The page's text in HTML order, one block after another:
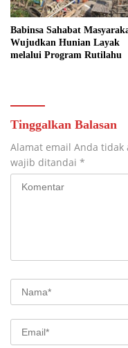
Babinsa Sahabat
Wujudkan Hunian Layak
melalui Program Rutilahu
Tinggalkan Balasan
Alamat email Anda
wajib ditandai *